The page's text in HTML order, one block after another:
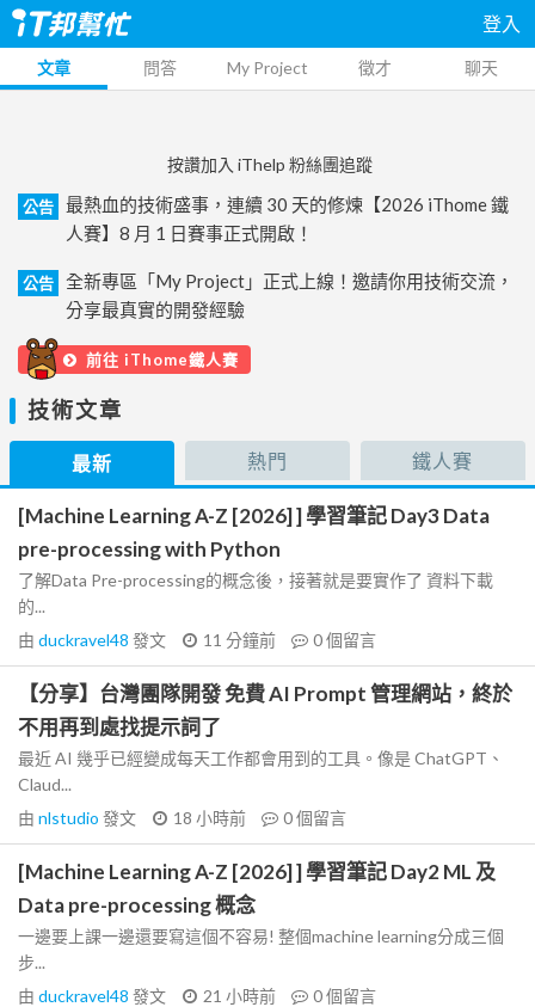
登入
文章 問答 My Project 徵才 聊天
按讚加入 iThelp 粉絲團追蹤
公告
最熱血的技術盛事，連續 30 天的修煉【2026 iThome 鐵
人賽】8 月 1 日賽事正式開啟！
公告
全新專區「My Project」正式上線！邀請你用技術交流，
分享最真實的開發經驗
前往 iThome鐵人賽
技術文章
最新 熱門 鐵人賽
[Machine Learning A-Z [2026] ] 學習筆記 Day3 Data
pre-processing with Python
了解Data Pre-processing的概念後，接著就是要實作了 資料下載
的...
由 duckravel48 發文 11 分鐘前 0個留言
【分享】台灣團隊開發 免費 AI Prompt 管理網站，終於
不用再到處找提示詞了
最近 AI 幾乎已經變成每天工作都會用到的工具。像是 ChatGPT、
Claud...
由 nlstudio 發文 18 小時前 0個留言
[Machine Learning A-Z [2026] ] 學習筆記 Day2 ML 及
Data pre-processing 概念
一邊要上課一邊還要寫這個不容易! 整個machine learning分成三個
步...
由 duckravel48 發文 21 小時前 0個留言